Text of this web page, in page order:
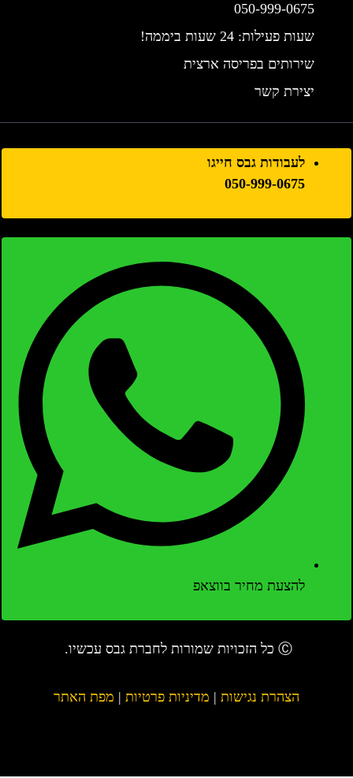
050-999-0675
שעות פעילות: 24 שעות ביממה!
שירותים בפריסה ארצית
יצירת קשר
לעבודות גבס חייגו
050-999-0675
להצעת מחיר בווצאפ
Ⓒ כל הזכויות שמורות לחברת גבס עכשיו.
הצהרת נגישות| מדיניות פרטיות| מפת האתר